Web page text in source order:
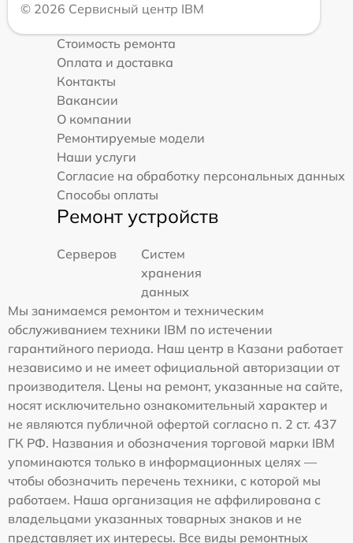
© 2026 Сервисный центр IBM
Стоимость ремонта
Оплата и доставка
Контакты
Вакансии
О компании
Ремонтируемые модели
Наши услуги
Согласие на обработку персональных данных
Способы оплаты
Ремонт устройств
Серверов
Систем
хранения
данных
Мы занимаемся ремонтом и техническим
обслуживанием техники IBM по истечении
гарантийного периода. Наш центр в Казани работает
независимо и не имеет официальной авторизации от
производителя. Цены на ремонт, указанные на сайте,
носят исключительно ознакомительный характер и
не являются публичной офертой согласно п. 2 ст. 437
ГК РФ. Названия и обозначения торговой марки IBM
упоминаются только в информационных целях —
чтобы обозначить перечень техники, с которой мы
работаем. Наша организация не аффилирована с
владельцами указанных товарных знаков и не
представляет их интересы. Все виды ремонтных